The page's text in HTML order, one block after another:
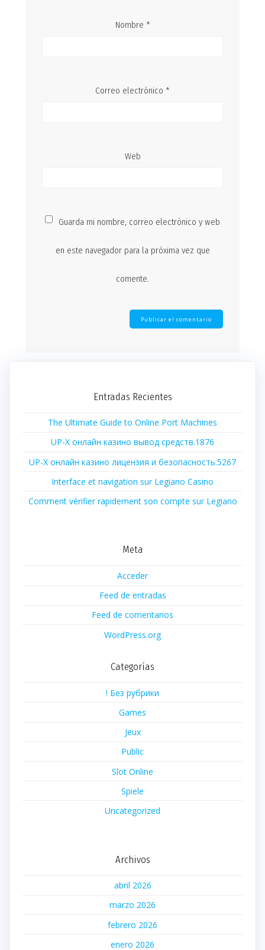
Nombre *
Correo electrónico *
Web
Guarda mi nombre, correo electrónico y web
en este navegador para la próxima vez que
comente.
Entradas Recientes
The Ultimate Guide to Online Port Machines
UP-X онлайн казино вывод средств.1876
UP-X онлайн казино лицензия и безопасность.5267
Interface et navigation sur Legiano Casino
Comment vérifier rapidement son compte sur Legiano
Meta
Acceder
Feed de entradas
Feed de comentarios
WordPress.org
Categorías
! Без рубрики
Games
Jeux
Public
Slot Online
Spiele
Uncategorized
Archivos
abril 2026
marzo 2026
febrero 2026
enero 2026